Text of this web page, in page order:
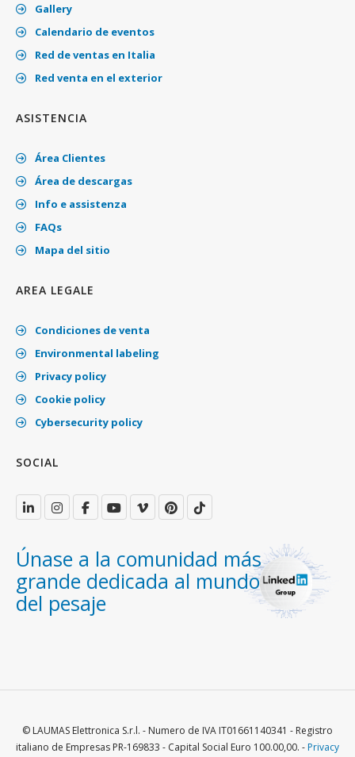
Gallery
Calendario de eventos
Red de ventas en Italia
Red venta en el exterior
ASISTENCIA
Área Clientes
Área de descargas
Info e assistenza
FAQs
Mapa del sitio
AREA LEGALE
Condiciones de venta
Environmental labeling
Privacy policy
Cookie policy
Cybersecurity policy
SOCIAL
Únase a la comunidad más
grande dedicada al mundo
del pesaje
© LAUMAS Elettronica S.r.l. - Numero de IVA IT01661140341 - Registro
italiano de Empresas PR-169833 - Capital Social Euro 100.00,00. -Privacy